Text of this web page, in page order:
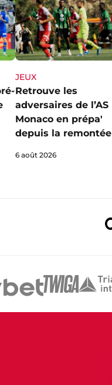
JEUX
Retrouve les
adversaires de l’AS
Monaco en prépa'
depuis la remontée
6 août 2026